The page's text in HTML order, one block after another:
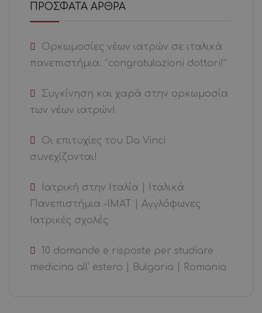
ΠΡΌΣΦΑΤΑ ΆΡΘΡΑ
Ορκωμοσίες νέων ιατρών σε ιταλικά
πανεπιστήμια: “congratulazioni dottori!”
Συγκίνηση και χαρά στην ορκωμοσία
των νέων ιατρών!
Οι επιτυχίες του Da Vinci
συνεχίζονται!
Ιατρική στην Ιταλία | Ιταλικά
Πανεπιστήμια -ΙΜΑΤ | Αγγλόφωνες
Ιατρικές σχολές
10 domande e risposte per studiare
medicina all’ estero | Bulgaria | Romania